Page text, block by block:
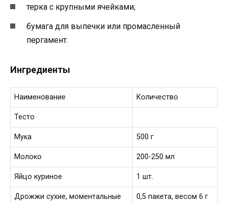
терка с крупными ячейками;
бумага для выпечки или промасленный
пергамент.
Ингредиенты
Наименование Количество
Тесто
Мука 500 г
Молоко 200-250 мл
Яйцо куриное 1 шт.
Дрожжи сухие, моментальные 0,5 пакета, весом 6 г